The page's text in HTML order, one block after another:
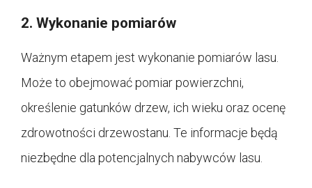
2. Wykonanie pomiarów
Ważnym etapem jest wykonanie pomiarów lasu.
Może to obejmować pomiar powierzchni,
określenie gatunków drzew, ich wieku oraz ocenę
zdrowotności drzewostanu. Te informacje będą
niezbędne dla potencjalnych nabywców lasu.